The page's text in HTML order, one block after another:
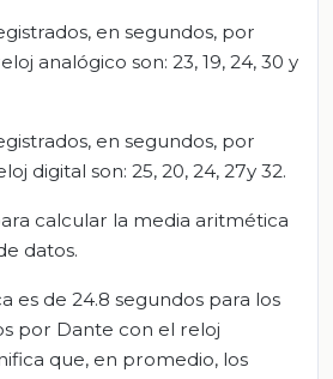
en segundos, por
analógico son: 23, 19, 24, 30 y
en segundos, por
digital son: 25, 20, 24, 27y 32.
calcular la media aritmética
datos.
es de 24.8 segundos para los
por Dante con el reloj
que, en promedio, los